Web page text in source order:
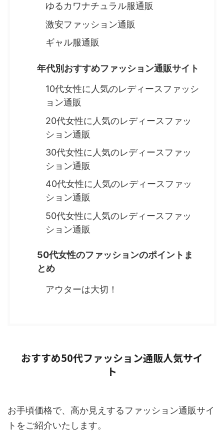
ゆるカワナチュラル服通販
激安ファッション通販
ギャル服通販
年代別おすすめファッション通販サイト
10代女性に人気のレディースファッシ
ョン通販
20代女性に人気のレディースファッ
ション通販
30代女性に人気のレディースファッ
ション通販
40代女性に人気のレディースファッ
ション通販
50代女性に人気のレディースファッ
ション通販
50代女性のファッションのポイントま
とめ
アウターは大切！
おすすめ50代ファッション通販人気サイ
ト
お手頃価格で、高か見えするファッション通販サイ
トをご紹介いたします。